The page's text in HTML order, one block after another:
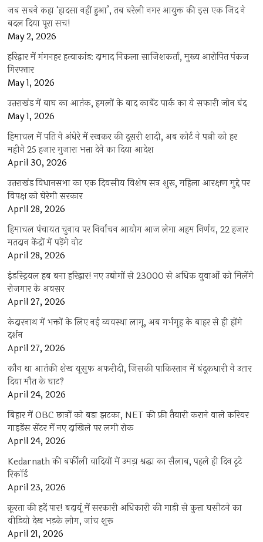
जब सबने कहा ‘हादसा नहीं हुआ’, तब बरेली नगर आयुक्त की इस एक जिद ने
बदल दिया पूरा सच!
May 2, 2026
हरिद्वार में गंगनहर हत्याकांड: दामाद निकला साजिशकर्ता, मुख्य आरोपित पंकज
गिरफ्तार
May 1, 2026
उत्तराखंड में बाघ का आतंक, हमलों के बाद कार्बेट पार्क का ये सफारी जोन बंद
May 1, 2026
हिमाचल में पति ने अंधेरे में रखकर की दूसरी शादी, अब कोर्ट ने पत्नी को हर
महीने 25 हजार गुजारा भत्ता देने का दिया आदेश
April 30, 2026
उत्तराखंड विधानसभा का एक दिवसीय विशेष सत्र शुरू, महिला आरक्षण मुद्दे पर
विपक्ष को घेरेगी सरकार
April 28, 2026
हिमाचल पंचायत चुनाव पर निर्वाचन आयोग आज लेगा अहम निर्णय, 22 हजार
मतदान केंद्रों में पड़ेंगे वोट
April 28, 2026
इंडस्ट्रियल हब बना हरिद्वार! नए उद्योगों से 23000 से अधिक युवाओं को मिलेंगे
रोजगार के अवसर
April 27, 2026
केदारनाथ में भक्तों के लिए नई व्यवस्था लागू, अब गर्भगृह के बाहर से ही होंगे
दर्शन
April 27, 2026
कौन था आतंकी शेख यूसुफ अफरीदी, जिसकी पाकिस्तान में बंदूकधारी ने उतार
दिया मौत के घाट?
April 24, 2026
बिहार में OBC छात्रों को बड़ा झटका, NET की फ्री तैयारी कराने वाले करियर
गाइडेंस सेंटर में नए दाखिले पर लगी रोक
April 24, 2026
Kedarnath की बर्फीली वादियों में उमड़ा श्रद्धा का सैलाब, पहले ही दिन टूटे
रिकॉर्ड
April 23, 2026
क्रूरता की हदें पार! बदायूं में सरकारी अधिकारी की गाड़ी से कुत्ता घसीटने का
वीडियो देख भड़के लोग, जांच शुरू
April 21, 2026